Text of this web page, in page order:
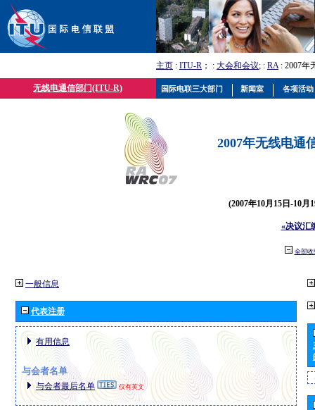
主页 : ITU-R ； : 大会和会议; : RA: 2007年
无线电通信部门(ITU-R)
2007年无线电通
(2007年10月15日-10月
«决议汇
全部收
一般信息
代表注册
有用信息
与会者名单
与会者最后名单 仅有英文
国际电联三大部门 新闻室 各项活动